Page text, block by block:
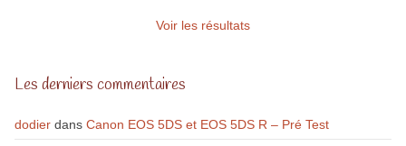
Voir les résultats
Les derniers commentaires
dodierdans Canon EOS 5DS et EOS 5DS R – Pré Test